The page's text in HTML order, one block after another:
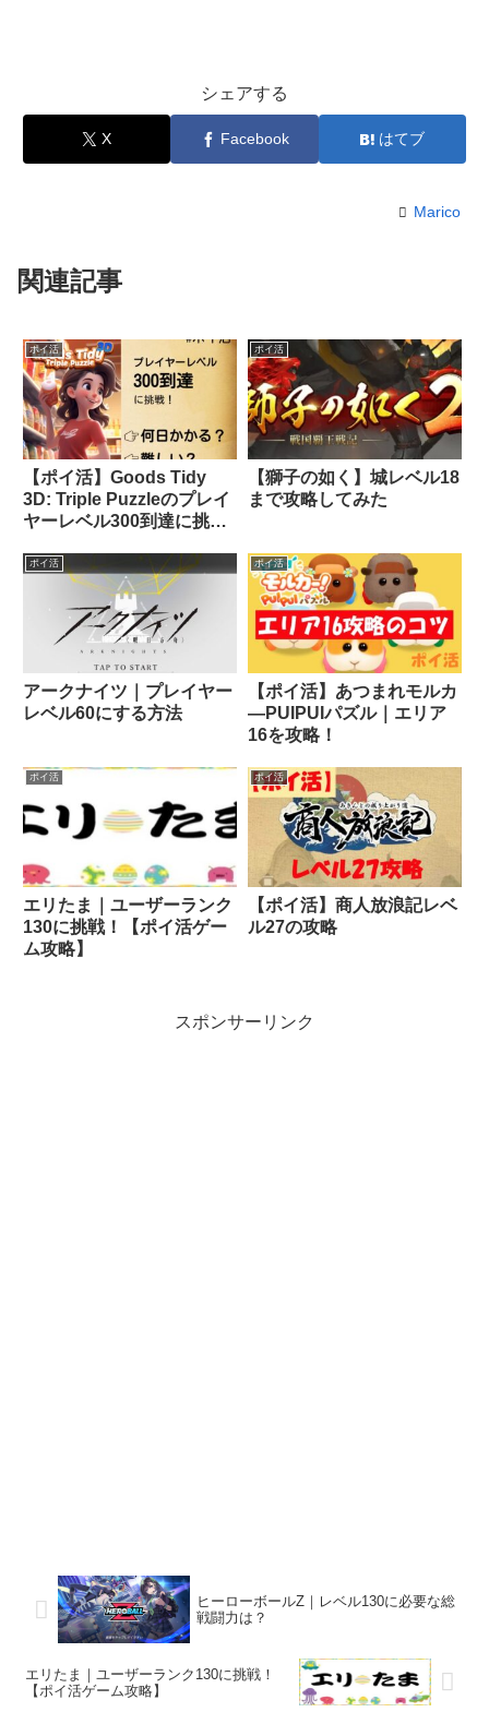
シェアする
X Facebook はてブ
Marico
関連記事
ポイ活
【ポイ活】Goods Tidy
3D: Triple Puzzleのプレイ
ヤーレベル300到達に挑戦
ポイ活
【獅子の如く】城レベル18
まで攻略してみた
ポイ活
アークナイツ｜プレイヤー
レベル60にする方法
ポイ活
【ポイ活】あつまれモルカ
―PUIPUIパズル｜エリア
16を攻略！
ポイ活
エリたま｜ユーザーランク
130に挑戦！【ポイ活ゲー
ム攻略】
ポイ活
【ポイ活】商人放浪記レベ
ル27の攻略
スポンサーリンク
ヒーローボールZ｜レベル130に必要な総
戦闘力は？
エリたま｜ユーザーランク130に挑戦！
【ポイ活ゲーム攻略】